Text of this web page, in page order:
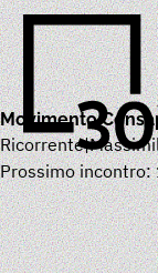
Movimento
Ricorrente|
Prossimo incontro: